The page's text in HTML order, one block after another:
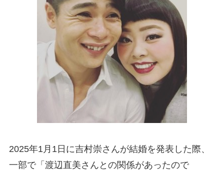
2025年1月1日に吉村崇さんが結婚を発表した際、
一部で「渡辺直美さんとの関係があったので